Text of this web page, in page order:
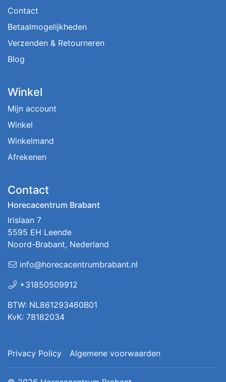
Contact
Betaalmogelijkheden
Verzenden & Retourneren
Blog
Winkel
Mijn account
Winkel
Winkelmand
Afrekenen
Contact
Horecacentrum Brabant
Irislaan 7
5595 EH Leende
Noord-Brabant, Nederland
info@horecacentrumbrabant.nl
+31850509912
BTW: NL861293460B01
KvK: 78182034
Privacy Policy Algemene voorwaarden